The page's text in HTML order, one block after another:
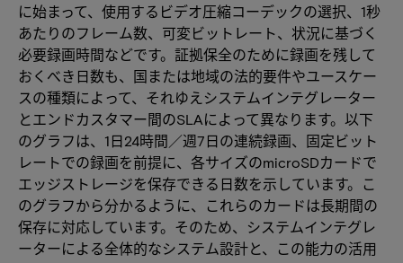
に始まって、使用するビデオ圧縮コーデックの選択、1秒
あたりのフレーム数、可変ビットレート、状況に基づく
必要録画時間などです。証拠保全のために録画を残して
おくべき日数も、国または地域の法的要件やユースケー
スの種類によって、それゆえシステムインテグレーター
とエンドカスタマー間のSLAによって異なります。以下
のグラフは、1日24時間／週7日の連続録画、固定ビット
レートでの録画を前提に、各サイズのmicroSDカードで
エッジストレージを保存できる日数を示しています。こ
のグラフから分かるように、これらのカードは長期間の
保存に対応しています。そのため、システムインテグレ
ーターによる全体的なシステム設計と、この能力の活用